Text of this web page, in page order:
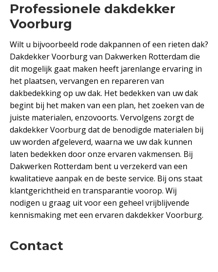
Professionele dakdekker
Voorburg
Wilt u bijvoorbeeld rode dakpannen of een rieten dak?
Dakdekker Voorburg van Dakwerken Rotterdam die
dit mogelijk gaat maken heeft jarenlange ervaring in
het plaatsen, vervangen en repareren van
dakbedekking op uw dak. Het bedekken van uw dak
begint bij het maken van een plan, het zoeken van de
juiste materialen, enzovoorts. Vervolgens zorgt de
dakdekker Voorburg dat de benodigde materialen bij
uw worden afgeleverd, waarna we uw dak kunnen
laten bedekken door onze ervaren vakmensen. Bij
Dakwerken Rotterdam bent u verzekerd van een
kwalitatieve aanpak en de beste service. Bij ons staat
klantgerichtheid en transparantie voorop. Wij
nodigen u graag uit voor een geheel vrijblijvende
kennismaking met een ervaren dakdekker Voorburg.
Contact